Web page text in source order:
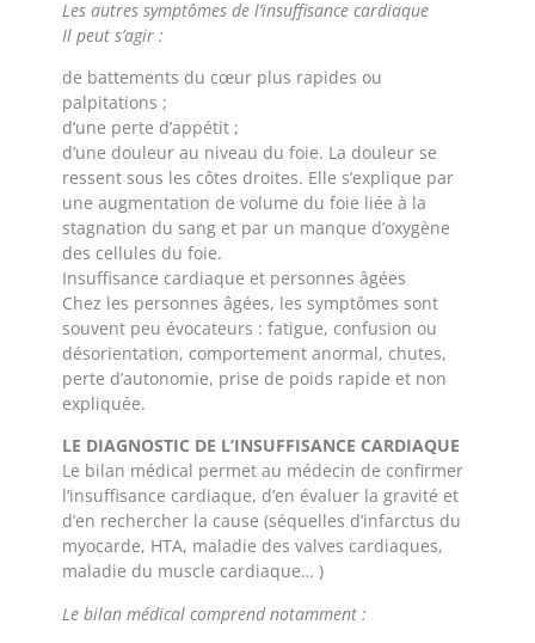
Les autres symptômes de l’insuffisance cardiaque
Il peut s’agir :
de battements du cœur plus rapides ou
palpitations ;
d’une perte d’appétit ;
d’une douleur au niveau du foie. La douleur se
ressent sous les côtes droites. Elle s’explique par
une augmentation de volume du foie liée à la
stagnation du sang et par un manque d’oxygène
des cellules du foie.
Insuffisance cardiaque et personnes âgées
Chez les personnes âgées, les symptômes sont
souvent peu évocateurs : fatigue, confusion ou
désorientation, comportement anormal, chutes,
perte d’autonomie, prise de poids rapide et non
expliquée.
LE DIAGNOSTIC DE L’INSUFFISANCE CARDIAQUE
Le bilan médical permet au médecin de confirmer
l’insuffisance cardiaque, d’en évaluer la gravité et
d’en rechercher la cause (séquelles d’infarctus du
myocarde, HTA, maladie des valves cardiaques,
maladie du muscle cardiaque… )
Le bilan médical comprend notamment :